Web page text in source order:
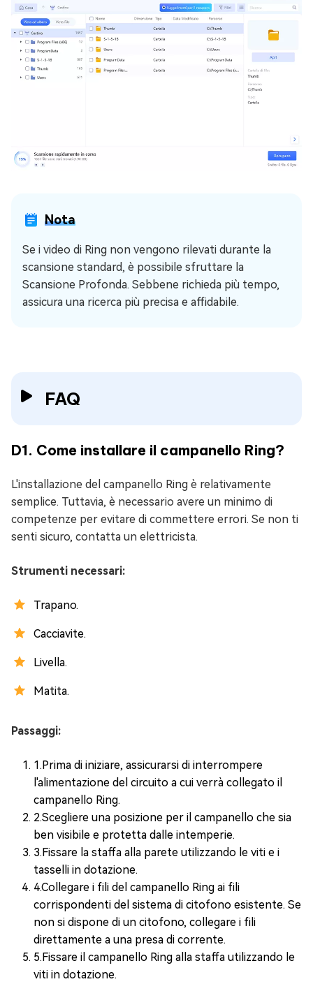
Nota
Se i video di Ring non vengono rilevati durante la
scansione standard, è possibile sfruttare la
Scansione Profonda. Sebbene richieda più tempo,
assicura una ricerca più precisa e affidabile.
FAQ
D1. Come installare il campanello Ring?
L'installazione del campanello Ring è relativamente
semplice. Tuttavia, è necessario avere un minimo di
competenze per evitare di commettere errori. Se non ti
senti sicuro, contatta un elettricista.
Strumenti necessari:
Trapano.
Cacciavite.
Livella.
Matita.
Passaggi:
1.Prima di iniziare, assicurarsi di interrompere
l'alimentazione del circuito a cui verrà collegato il
campanello Ring.
2.Scegliere una posizione per il campanello che sia
ben visibile e protetta dalle intemperie.
3.Fissare la staffa alla parete utilizzando le viti e i
tasselli in dotazione.
4.Collegare i fili del campanello Ring ai fili
corrispondenti del sistema di citofono esistente. Se
non si dispone di un citofono, collegare i fili
direttamente a una presa di corrente.
5.Fissare il campanello Ring alla staffa utilizzando le
viti in dotazione.